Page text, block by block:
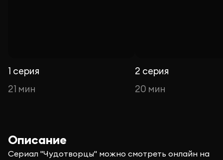
1 серия
21 мин
2 серия
20 мин
Описание
Сериал "Чудотворцы" можно смотреть онлайн на